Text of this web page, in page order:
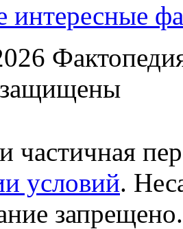
интересные
защищены
частичная
условий.